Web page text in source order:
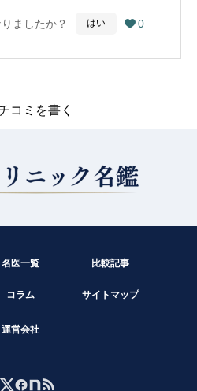
ましたか？ はい  0
コミを書く
は投稿できません。
名医一覧 比較記事
コラム サイトマップ
運営会社